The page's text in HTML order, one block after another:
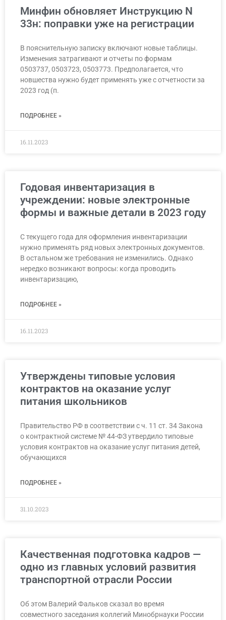
Минфин обновляет Инструкцию N
33н: поправки уже на регистрации
В пояснительную записку включают новые таблицы.
Изменения затрагивают и отчеты по формам
0503737, 0503723, 0503773. Предполагается, что
новшества нужно будет применять уже с отчетности за
2023 год (п.
ПОДРОБНЕЕ »
16.11.2023
Годовая инвентаризация в
учреждении: новые электронные
формы и важные детали в 2023 году
С текущего года для оформления инвентаризации
нужно применять ряд новых электронных документов.
В остальном же требования не изменились. Однако
нередко возникают вопросы: когда проводить
инвентаризацию,
ПОДРОБНЕЕ »
16.11.2023
Утверждены типовые условия
контрактов на оказание услуг
питания школьников
Правительство РФ в соответствии с ч. 11 ст. 34 Закона
о контрактной системе № 44-ФЗ утвердило типовые
условия контрактов на оказание услуг питания детей,
обучающихся
ПОДРОБНЕЕ »
31.10.2023
Качественная подготовка кадров —
одно из главных условий развития
транспортной отрасли России
Об этом Валерий Фальков сказал во время
совместного заседания коллегий Минобрнауки России